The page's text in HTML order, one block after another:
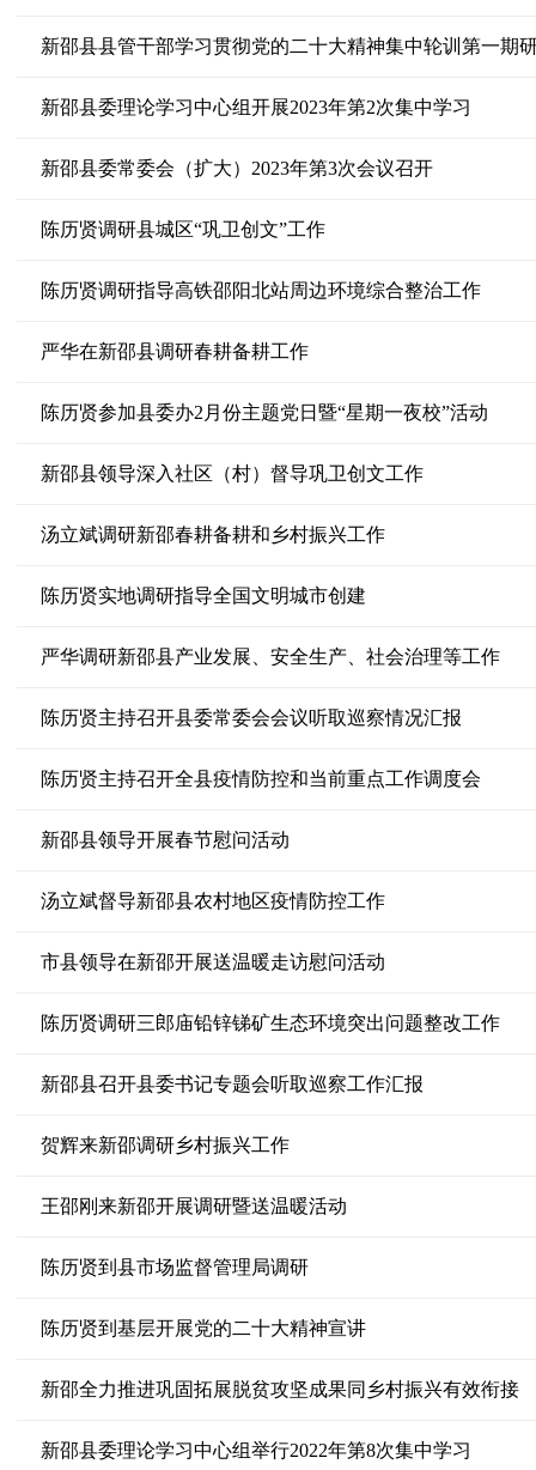
新邵县县管干部学习贯彻党的二十大精神集中轮训第一期
新邵县委理论学习中心组开展2023年第2次集中学习
新邵县委常委会（扩大）2023年第3次会议召开
陈历贤调研县城区“巩卫创文”工作
陈历贤调研指导高铁邵阳北站周边环境综合整治工作
严华在新邵县调研春耕备耕工作
陈历贤参加县委办2月份主题党日暨“星期一夜校”活动
新邵县领导深入社区（村）督导巩卫创文工作
汤立斌调研新邵春耕备耕和乡村振兴工作
陈历贤实地调研指导全国文明城市创建
严华调研新邵县产业发展、安全生产、社会治理等工作
陈历贤主持召开县委常委会会议听取巡察情况汇报
陈历贤主持召开全县疫情防控和当前重点工作调度会
新邵县领导开展春节慰问活动
汤立斌督导新邵县农村地区疫情防控工作
市县领导在新邵开展送温暖走访慰问活动
陈历贤调研三郎庙铅锌锑矿生态环境突出问题整改工作
新邵县召开县委书记专题会听取巡察工作汇报
贺辉来新邵调研乡村振兴工作
王邵刚来新邵开展调研暨送温暖活动
陈历贤到县市场监督管理局调研
陈历贤到基层开展党的二十大精神宣讲
新邵全力推进巩固拓展脱贫攻坚成果同乡村振兴有效衔接
新邵县委理论学习中心组举行2022年第8次集中学习